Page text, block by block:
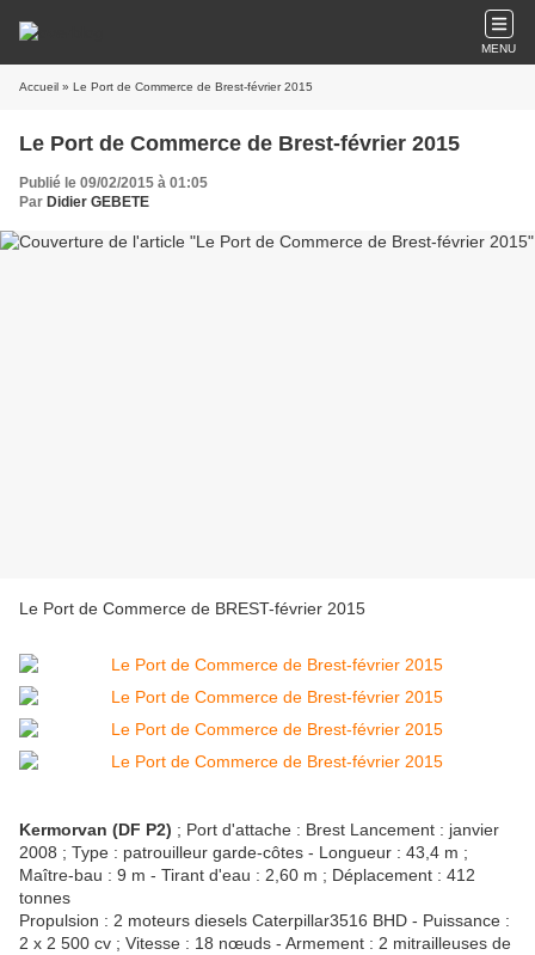
MENU
Accueil » Le Port de Commerce de Brest-février 2015
Le Port de Commerce de Brest-février 2015
Publié le 09/02/2015 à 01:05
Par Didier GEBETE
Le Port de Commerce de BREST-février 2015
Kermorvan (DF P2) ; Port d'attache : Brest Lancement : janvier
2008 ; Type : patrouilleur garde-côtes - Longueur : 43,4 m ;
Maître-bau : 9 m - Tirant d'eau : 2,60 m ; Déplacement : 412
tonnes
Propulsion : 2 moteurs diesels Caterpillar3516 BHD - Puissance :
2 x 2 500 cv ; Vitesse : 18 nœuds - Armement : 2 mitrailleuses de